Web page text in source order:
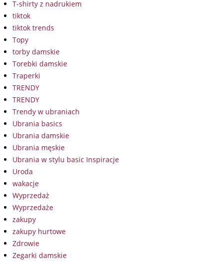
T-shirty z nadrukiem
tiktok
tiktok trends
Topy
torby damskie
Torebki damskie
Traperki
TRENDY
TRENDY
Trendy w ubraniach
Ubrania basics
Ubrania damskie
Ubrania męskie
Ubrania w stylu basic Inspiracje
Uroda
wakacje
Wyprzedaż
Wyprzedaże
zakupy
zakupy hurtowe
Zdrowie
Zegarki damskie